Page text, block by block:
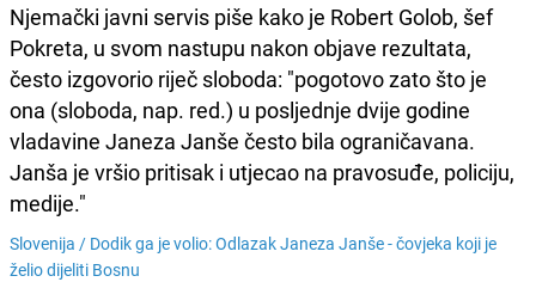
Njemački javni servis piše kako je Robert Golob, šef
Pokreta, u svom nastupu nakon objave rezultata,
često izgovorio riječ sloboda: "pogotovo zato što je
ona (sloboda, nap. red.) u posljednje dvije godine
vladavine Janeza Janše često bila ograničavana.
Janša je vršio pritisak i utjecao na pravosuđe, policiju,
medije."
Slovenija / Dodik ga je volio: Odlazak Janeza Janše - čovjeka koji je
želio dijeliti Bosnu